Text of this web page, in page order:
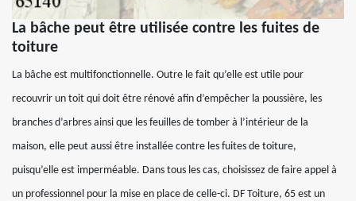
La bâche peut être utilisée contre les fuites de
toiture
La bâche est multifonctionnelle. Outre le fait qu’elle est utile pour
recouvrir un toit qui doit être rénové afin d’empêcher la poussière, les
branches d’arbres ainsi que les feuilles de tomber à l’intérieur de la
maison, elle peut aussi être installée contre les fuites de toiture,
puisqu’elle est imperméable. Dans tous les cas, choisissez de faire appel à
un professionnel pour la mise en place de celle-ci. DF Toiture, 65 est un